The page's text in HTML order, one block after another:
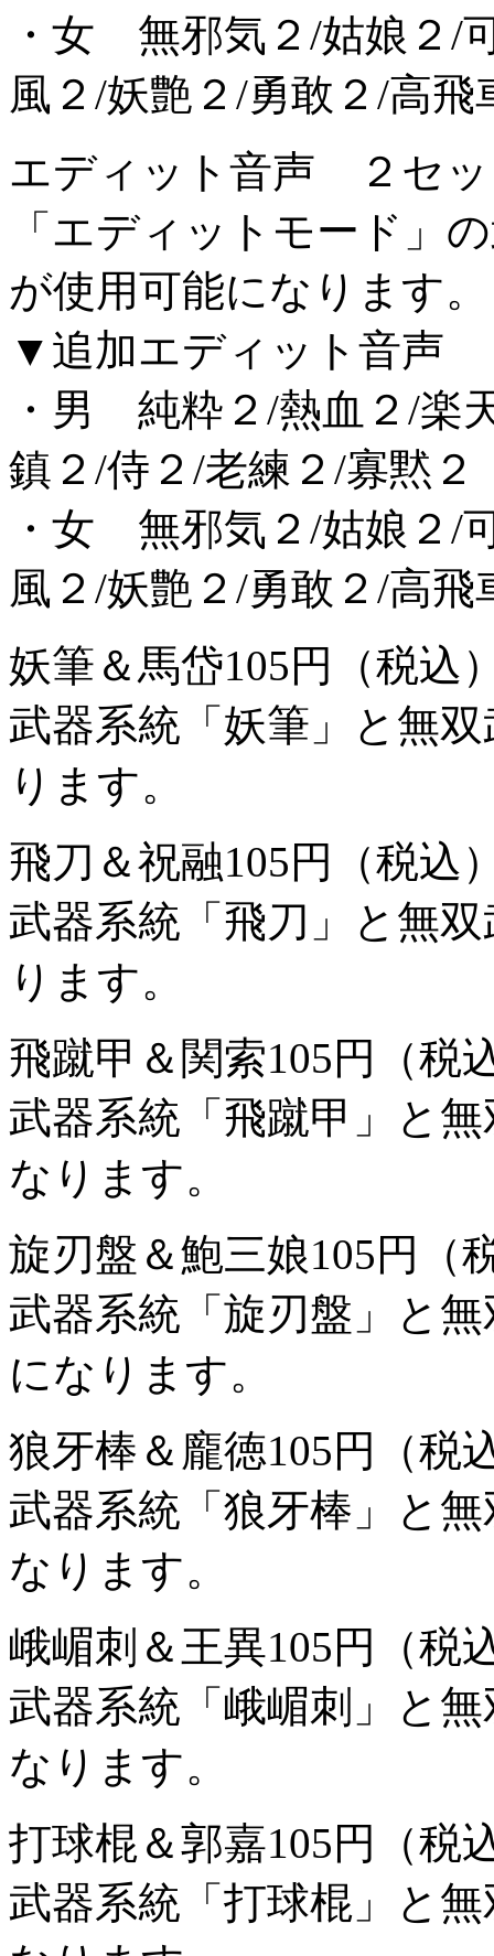
・女 無邪気２/姑娘２/
風２/妖艶２/勇敢２/高飛
エディット音声 ２セ
「エディットモード」
が使用可能になります。
▼追加エディット音声
・男 純粋２/熱血２/楽
鎮２/侍２/老練２/寡黙２
・女 無邪気２/姑娘２/
風２/妖艶２/勇敢２/高飛
妖筆＆馬岱105円（税込
武器系統「妖筆」と無
ります。
飛刀＆祝融105円（税込
武器系統「飛刀」と無
ります。
飛蹴甲＆関索105円（税
武器系統「飛蹴甲」と
なります。
旋刃盤＆鮑三娘105円（
武器系統「旋刃盤」と
になります。
狼牙棒＆龐徳105円（税
武器系統「狼牙棒」と
なります。
峨嵋刺＆王異105円（税
武器系統「峨嵋刺」と
なります。
打球棍＆郭嘉105円（税
武器系統「打球棍」と